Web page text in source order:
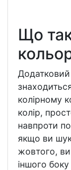
Що
колірному
колір,
навпроти
якщо ви
жовтого,
іншого